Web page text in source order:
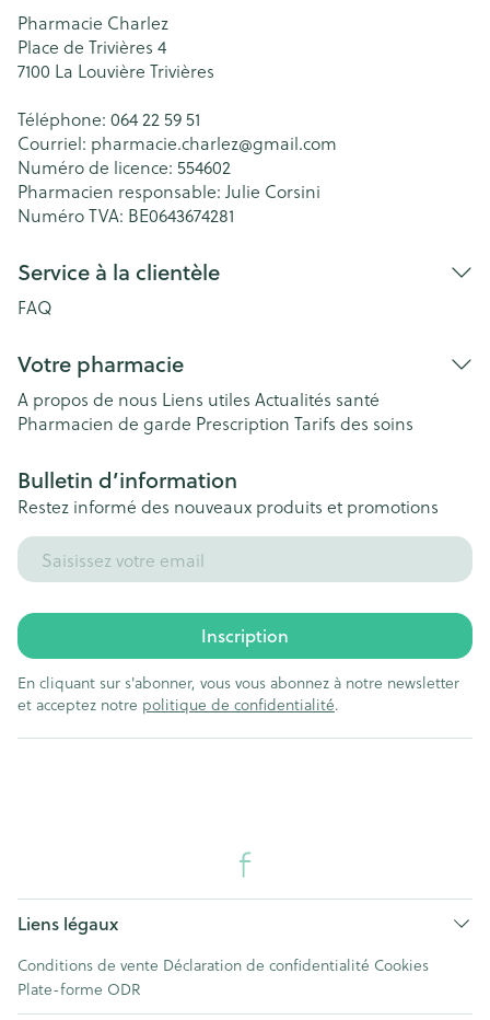
Pharmacie Charlez
Place de Trivières 4
7100 La Louvière Trivières
Téléphone: 064 22 59 51
Courriel: pharmacie.charlez@gmail.com
Numéro de licence: 554602
Pharmacien responsable: Julie Corsini
Numéro TVA: BE0643674281
Service à la clientèle
FAQ
Votre pharmacie
A propos de nous Liens utiles Actualités santé
Pharmacien de garde Prescription Tarifs des soins
Bulletin d’information
Restez informé des nouveaux produits et promotions
Adresse mail
Inscription
En cliquant sur s'abonner, vous vous abonnez à notre newsletter
et acceptez notre politique de confidentialité.
Liens légaux
Conditions de vente Déclaration de confidentialité Cookies
Plate-forme ODR